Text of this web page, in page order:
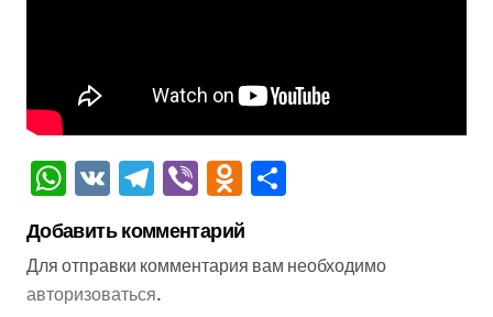
WhatsApp
VK Telegram
ViberOdnoklassniki
Добавить комментарий
Для отправки комментария вам необходимо
авторизоваться.